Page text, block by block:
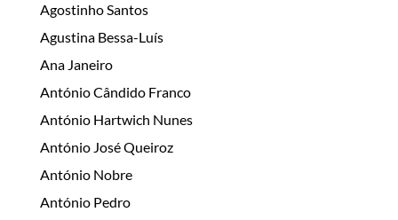
Agostinho Santos
Agustina Bessa-Luís
Ana Janeiro
António Cândido Franco
António Hartwich Nunes
António José Queiroz
António Nobre
António Pedro